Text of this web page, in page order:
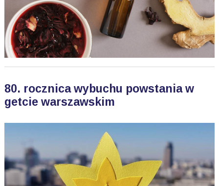
80. rocznica wybuchu powstania w
getcie warszawskim